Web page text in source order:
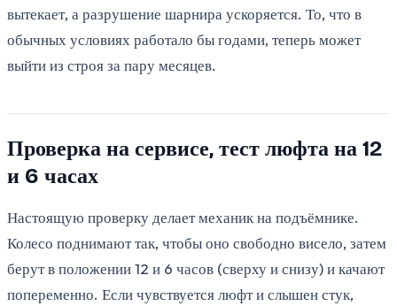
вытекает, а разрушение шарнира ускоряется. То, что в
обычных условиях работало бы годами, теперь может
выйти из строя за пару месяцев.
Проверка на сервисе, тест люфта на 12
и 6 часах
Настоящую проверку делает механик на подъёмнике.
Колесо поднимают так, чтобы оно свободно висело, затем
берут в положении 12 и 6 часов (сверху и снизу) и качают
попеременно. Если чувствуется люфт и слышен стук,